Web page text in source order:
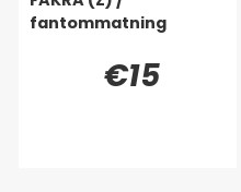
fantommatning
€15